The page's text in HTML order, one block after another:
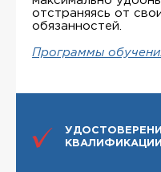
отстраняясь от
обязанностей.
Программы
КВАЛИФИКАЦИИ